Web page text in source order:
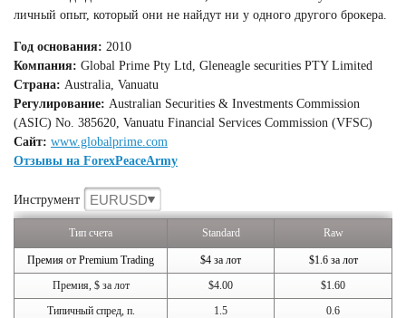
личный опыт, который они не найдут ни у одного другого брокера.
Год основания: 2010
Компания: Global Prime Pty Ltd, Gleneagle securities PTY Limited
Страна: Australia, Vanuatu
Регулирование: Australian Securities & Investments Commission
(ASIC) No. 385620, Vanuatu Financial Services Commission (VFSC)
Сайт: www.globalprime.com
Отзывы на ForexPeaceArmy
Инструмент EURUSD
Тип счета Standard Raw
Премия от Premium Trading $4 за лот
$1.6 за лот
Премия, $ за лот
$4.00
$1.60
Типичный спред, п.
1.5
0.6